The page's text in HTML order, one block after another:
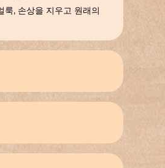
, 손상을 지우고 원래의
세요
으로 추억을 되살려보세